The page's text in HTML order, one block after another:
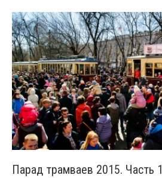
Парад трамваев 2015. Часть 1